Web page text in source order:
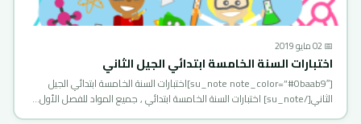
📅 02 مايو 2019
اختبارات السنة الخامسة ابتدائي الجيل الثاني
[su_note note_color=”#0baab9″]اختبارات السنة الخامسة ابتدائي الجيل
الثاني[/su_note] اختبارات السنة الخامسة ابتدائي , جميع المواد للفصل الأول…